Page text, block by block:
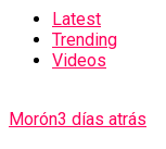
Latest
Trending
Videos
Morón3 días atrás